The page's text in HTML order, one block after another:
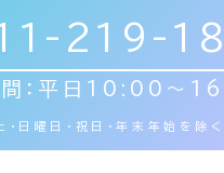
219-
間：平日10:00～
・日曜日・祝日・年末年始を除く